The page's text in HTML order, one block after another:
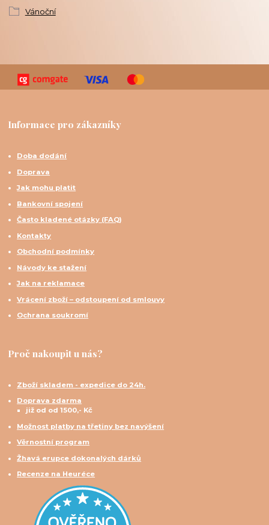
Vánoční
Informace pro zákazníky
Doba dodání
Doprava
Jak mohu platit
Bankovní spojení
Často kladené otázky (FAQ)
Kontakty
Obchodní podmínky
Návody ke stažení
Jak na reklamace
Vrácení zboží – odstoupení od smlouvy
Ochrana soukromí
Proč nakoupit u nás?
Zboží skladem - expedice do 24h.
Doprava zdarma
již od od 1500,- Kč
Možnost platby na třetiny bez navýšení
Věrnostní program
Žhavá erupce dokonalých dárků
Recenze na Heuréce